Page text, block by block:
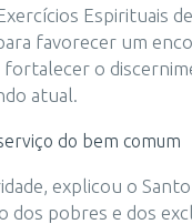
Espirituais
favorecer um
fortalecer o
atual.
do bem comum
explicou o
dos pobres e dos